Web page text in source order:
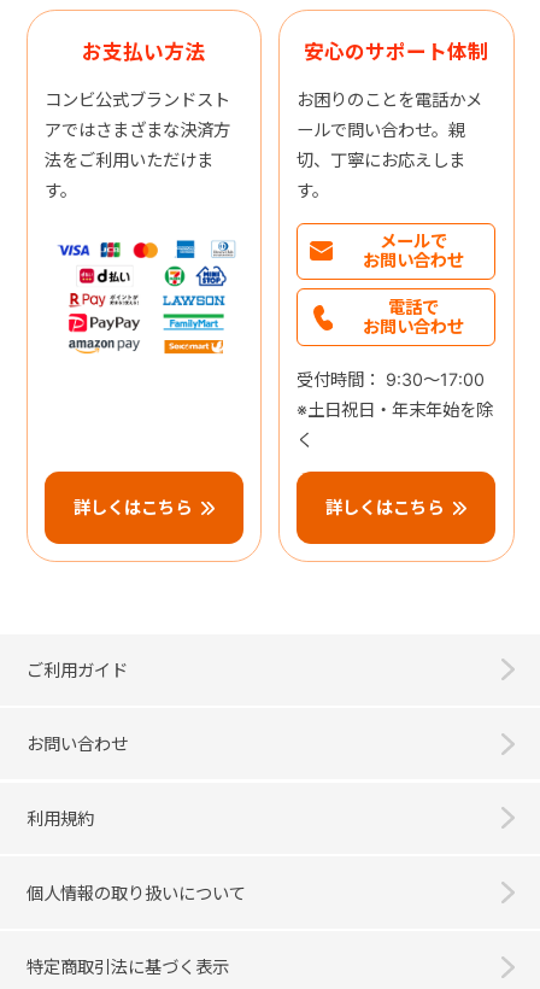
お支払い方法
コンビ公式ブランドスト
アではさまざまな決済方
法をご利用いただけま
す。
詳しくはこちら
安心のサポート体制
お困りのことを電話かメ
ールで問い合わせ。親
切、丁寧にお応えしま
す。
メールで
お問い合わせ
電話で
お問い合わせ
受付時間： 9:30～17:00
※土日祝日・年末年始を除
く
詳しくはこちら
ご利用ガイド
お問い合わせ
利用規約
個人情報の取り扱いについて
特定商取引法に基づく表示